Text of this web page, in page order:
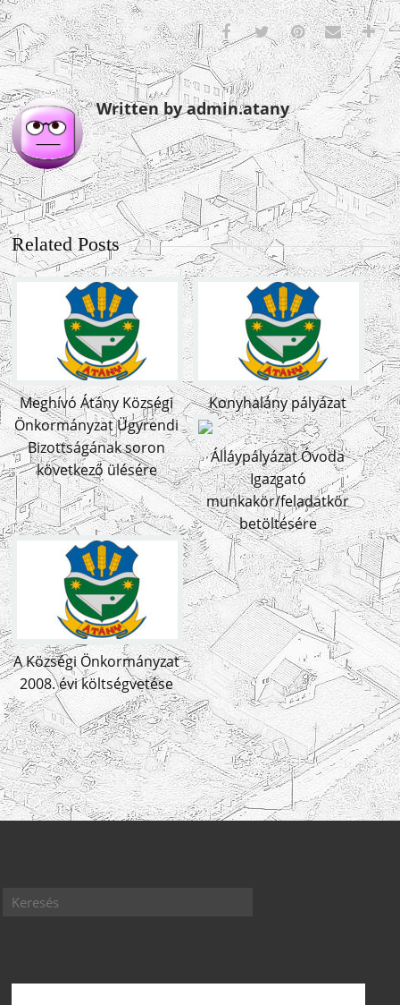
Written by admin.atany
Related Posts
Meghívó Átány Községi
Önkormányzat Ügyrendi
Bizottságának soron
következő ülésére
Konyhalány pályázat
Álláypályázat Óvoda
Igazgató
munkakör/feladatkör
betöltésére
A Községi Önkormányzat
2008. évi költségvetése